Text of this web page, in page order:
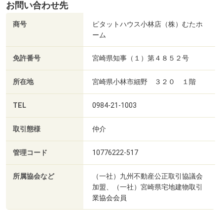
お問い合わせ先
商号
ピタットハウス小林店（株）むたホ
ーム
免許番号 宮崎県知事（１）第４８５２号
所在地 宮崎県小林市細野 ３２０ １階
TEL 0984-21-1003
取引態様 仲介
管理コード 10776222-517
所属協会など
（一社）九州不動産公正取引協議会
加盟、（一社）宮崎県宅地建物取引
業協会会員